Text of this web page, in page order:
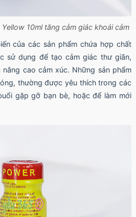
10ml tăng cảm giác khoái cảm
của các sản phẩm chứa hợp chất
sử dụng để tạo cảm giác thư giãn,
cao cảm xúc. Những sản phẩm
thường được yêu thích trong các
gặp gỡ bạn bè, hoặc để làm mới